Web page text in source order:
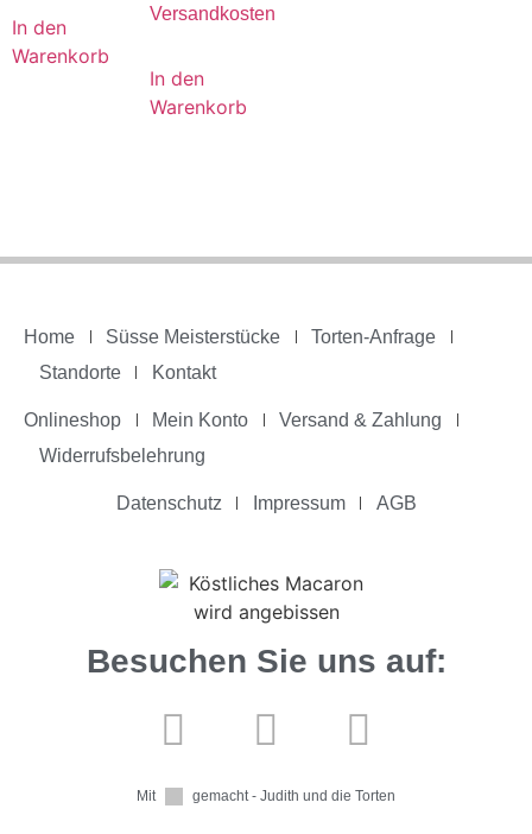
In den
Warenkorb
Versandkosten
In den
Warenkorb
Home Süsse Meisterstücke
Torten-Anfrage
Standorte
Kontakt
Onlineshop Mein Konto
Versand & Zahlung
Widerrufsbelehrung
Datenschutz Impressum AGB
Besuchen Sie uns auf:
Mit gemacht - Judith und die Torten